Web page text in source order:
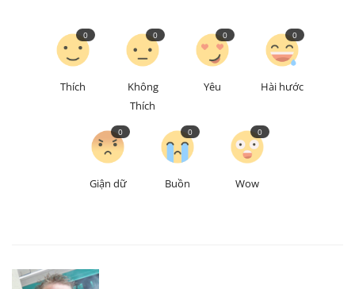
Thích
0
Không
Thích
0
Yêu
0
Hài hước
0
Giận dữ
0
Buồn
0
Wow
0